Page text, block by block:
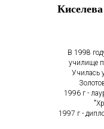
В 1998
училище
Училась
1996 г -
1997 г -